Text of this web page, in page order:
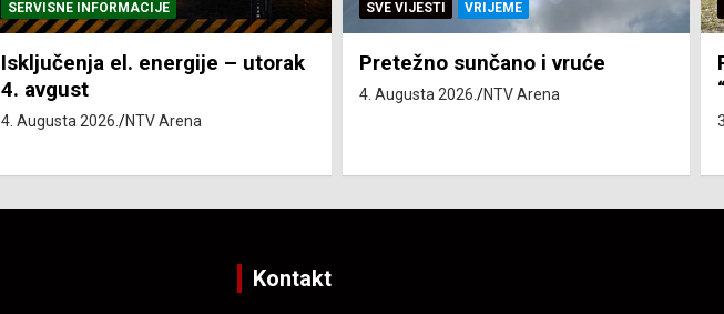
SVE VIJESTI VRIJEME
Pretežno sunčano i vruće
4. Augusta 2026.
SVE VIJESTI ZEMLJA
Pravo na subvenciju za traktor
“Belarus” ostvarila 84 korisnika
Kontakt